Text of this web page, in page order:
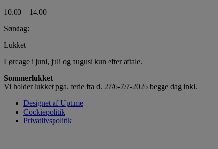
10.00 – 14.00
Søndag:
Lukket
Lørdage i juni, juli og august kun efter aftale.
Sommerlukket
Vi holder lukket pga. ferie fra d. 27/6-7/7-2026 begge dag inkl.
Designet af Uptime
Cookiepolitik
Privatlivspolitik